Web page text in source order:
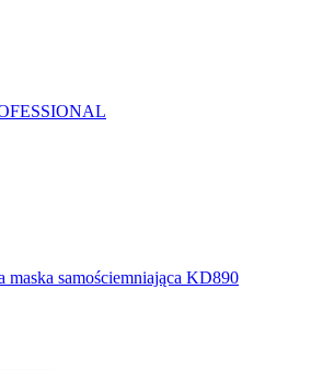
maska samościemniająca KD890